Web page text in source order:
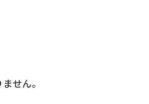
せん。